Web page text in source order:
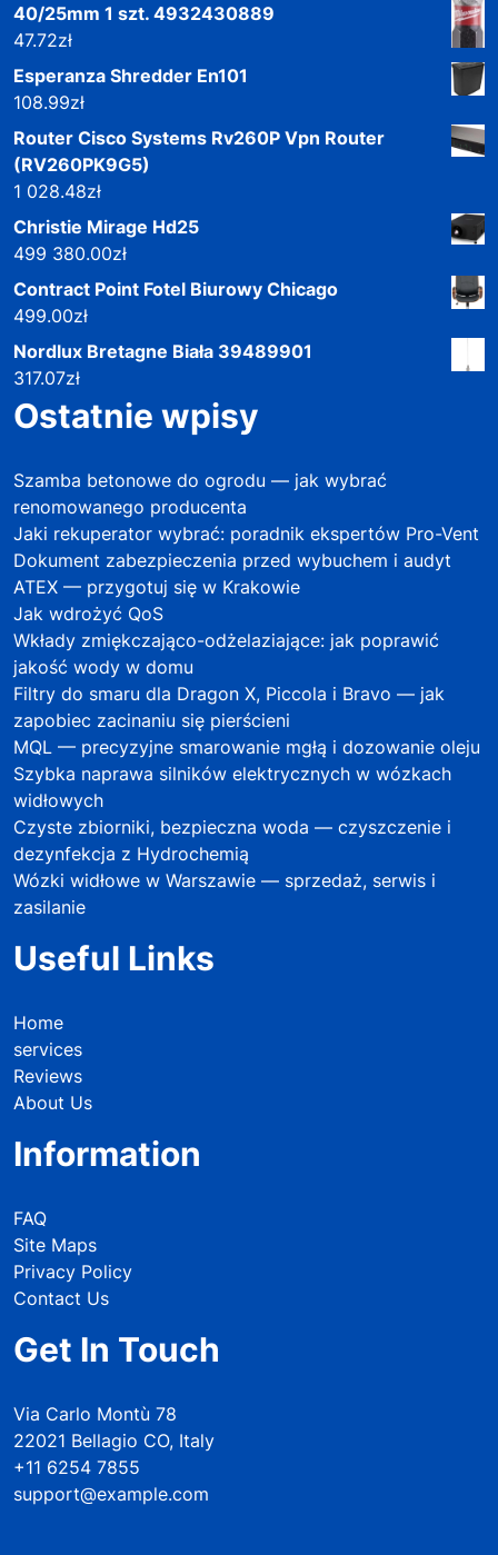
40/25mm 1 szt. 4932430889
47.72zł
Esperanza Shredder En101
108.99zł
Router Cisco Systems Rv260P Vpn Router
(RV260PK9G5)
1 028.48zł
Christie Mirage Hd25
499 380.00zł
Contract Point Fotel Biurowy Chicago
499.00zł
Nordlux Bretagne Biała 39489901
317.07zł
Ostatnie wpisy
Szamba betonowe do ogrodu — jak wybrać
renomowanego producenta
Jaki rekuperator wybrać: poradnik ekspertów Pro-Vent
Dokument zabezpieczenia przed wybuchem i audyt
ATEX — przygotuj się w Krakowie
Jak wdrożyć QoS
Wkłady zmiękczająco-odżelaziające: jak poprawić
jakość wody w domu
Filtry do smaru dla Dragon X, Piccola i Bravo — jak
zapobiec zacinaniu się pierścieni
MQL — precyzyjne smarowanie mgłą i dozowanie oleju
Szybka naprawa silników elektrycznych w wózkach
widłowych
Czyste zbiorniki, bezpieczna woda — czyszczenie i
dezynfekcja z Hydrochemią
Wózki widłowe w Warszawie — sprzedaż, serwis i
zasilanie
Useful Links
Home
services
Reviews
About Us
Information
FAQ
Site Maps
Privacy Policy
Contact Us
Get In Touch
Via Carlo Montù 78
22021 Bellagio CO, Italy
+11 6254 7855
support@example.com